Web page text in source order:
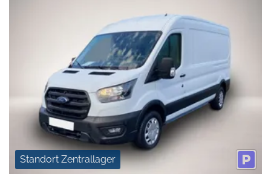
Standort Zentrallager